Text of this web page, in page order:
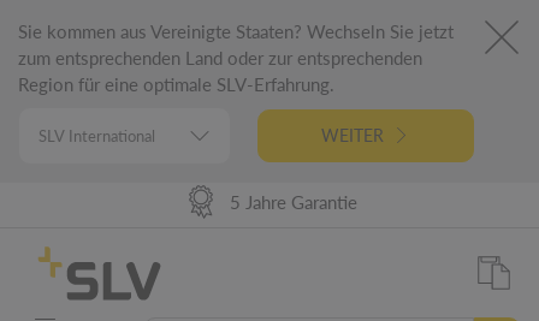
Sie kommen aus Vereinigte Staaten? Wechseln Sie jetzt
zum entsprechenden Land oder zur entsprechenden
Region für eine optimale SLV-Erfahrung.
WEITER
98% Warenverfügbarkeit
Hohe Lieferperformance
5 Jahre Garantie
German Engineering